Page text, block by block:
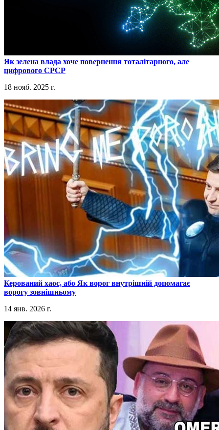
​Як зелена влада хоче повернення тоталітарного, але
цифрового СРСР
18 нояб. 2025 г.
​Керований хаос, або Як ворог внутрішній допомагає
ворогу зовнішньому
14 янв. 2026 г.